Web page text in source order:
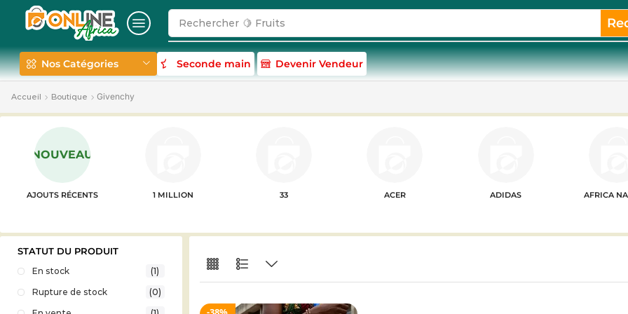
Rechercher 🍋 Fruits
Nos Catégories Seconde main Devenir Vendeur
Accueil Boutique Givenchy
NOUVEAU
AJOUTS RÉCENTS 1 MILLION 33 ACER ADIDAS AFRICA
STATUT DU PRODUIT
En stock
(1)
Rupture de stock
(0)